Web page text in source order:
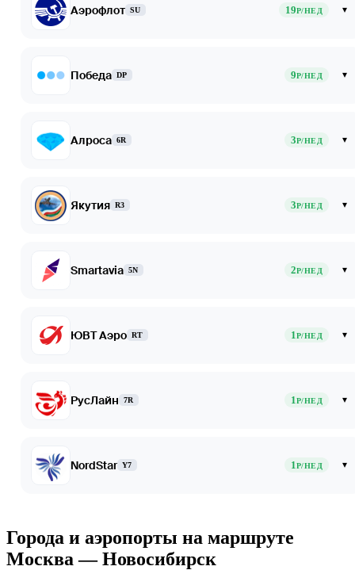
Аэрофлот SU 19Р/НЕД ▾
Победа DP 9Р/НЕД ▾
Алроса 6R 3Р/НЕД ▾
Якутия R3 3Р/НЕД ▾
Smartavia 5N 2Р/НЕД ▾
ЮВТ Аэро RT 1Р/НЕД ▾
РусЛайн 7R 1Р/НЕД ▾
NordStar Y7 1Р/НЕД ▾
Города и аэропорты на маршруте
Москва — Новосибирск